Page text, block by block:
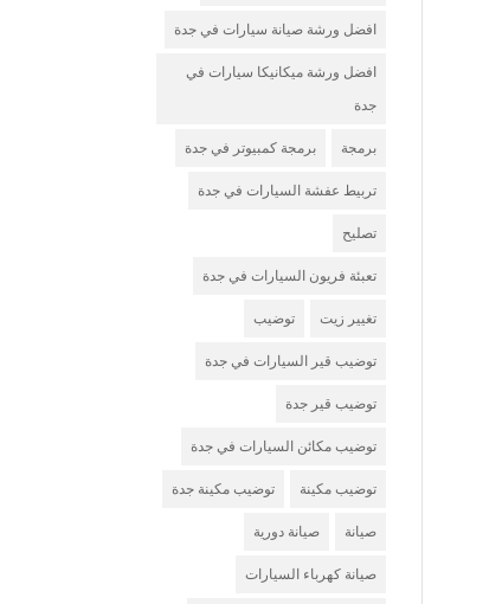
افضل ورشة صيانة سيارات في جدة
افضل ورشة ميكانيكا سيارات في
جدة
برمجة برمجة كمبيوتر في جدة
تربيط عفشة السيارات في جدة
تصليح
تعبئة فريون السيارات في جدة
تغيير زيت توضيب
توضيب قير السيارات في جدة
توضيب قير جدة
توضيب مكائن السيارات في جدة
توضيب مكينة توضيب مكينة جدة
صيانة صيانة دورية
صيانة كهرباء السيارات